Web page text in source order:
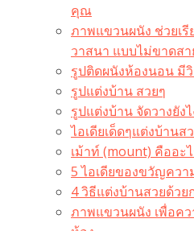
คุณ
ภาพแขวนผนัง ช่วยเ
วาสนา แบบไม่ขาดสา
รูปติดผนังห้องนอน มี
รูปแต่งบ้าน สวยๆ
รูปแต่งบ้าน จัดวางยั
ไอเดียเด็ดๆแต่งบ้านส
เม้าท์ (mount) คืออะ
5 ไอเดียของขวัญคว
4 วิธีแต่งบ้านสวยด้วย
ภาพแขวนผนัง เพื่อค